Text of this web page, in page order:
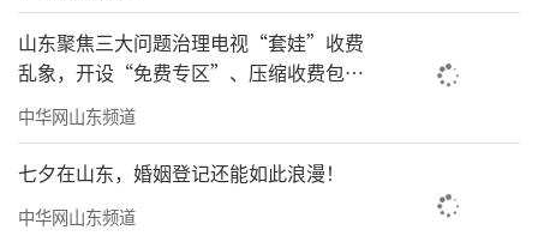
山东聚焦三大问题治理电视“套娃”收费
乱象，开设“免费专区”、压缩收费包比
例70%以上
中华网山东频道
七夕在山东，婚姻登记还能如此浪漫！
中华网山东频道